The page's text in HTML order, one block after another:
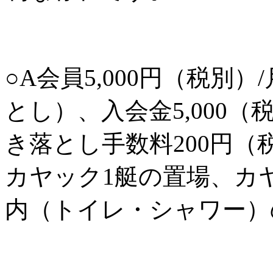
○A会員5,000円（税別
とし）、入会金5,000（
き落とし手数料200円（
カヤック1艇の置場、カ
内（トイレ・シャワー